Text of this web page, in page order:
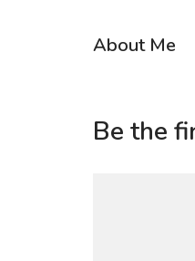
About Me
Be the